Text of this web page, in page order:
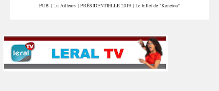
PUB | Lu Ailleurs | PRÉSIDENTIELLE 2019 | Le billet de "Konetou"